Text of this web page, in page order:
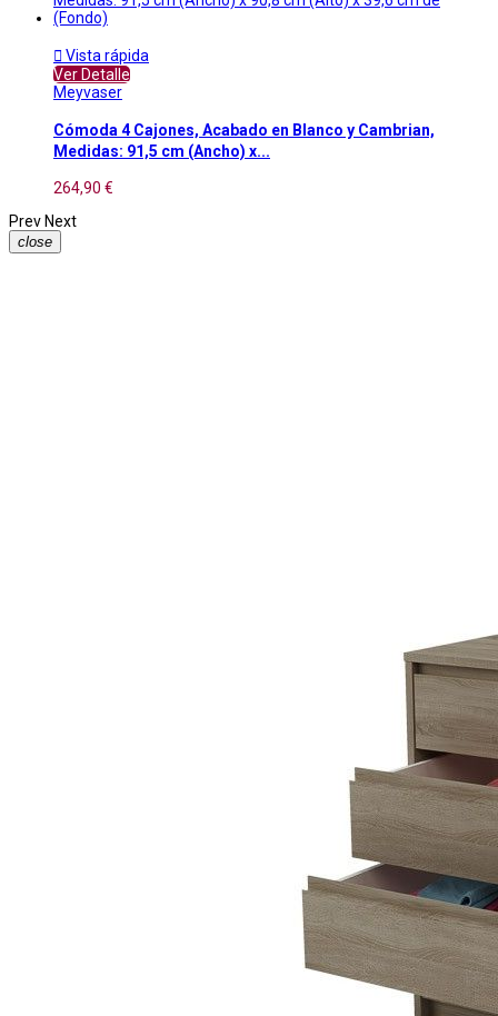
 Vista rápida
Ver Detalle
Meyvaser
Cómoda 4 Cajones, Acabado en Blanco y Cambrian,
Medidas: 91,5 cm (Ancho) x...
264,90 €
Prev Next
close